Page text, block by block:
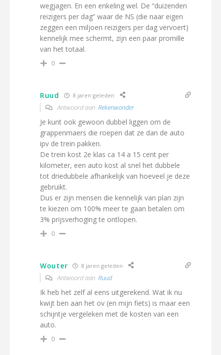
wegjagen. En een enkeling wel. De “duizenden
reizigers per dag” waar de NS (die naar eigen
zeggen een miljoen reizigers per dag vervoert)
kennelijk mee schermt, zijn een paar promille
van het totaal.
0
Ruud 8 jaren geleden
Antwoord aan Rekenwonder
Je kunt ook gewoon dubbel liggen om de
grappenmaers die roepen dat ze dan de auto
ipv de trein pakken.
De trein kost 2e klas ca 14 a 15 cent per
kilometer, een auto kost al snel het dubbele
tot driedubbele afhankelijk van hoeveel je deze
gebruikt.
Dus er zijn mensen die kennelijk van plan zijn
te kiezen om 100% meer te gaan betalen om
3% prijsverhoging te ontlopen.
0
Wouter 8 jaren geleden
Antwoord aan Ruud
Ik heb het zelf al eens uitgerekend. Wat ik nu
kwijt ben aan het ov (en mijn fiets) is maar een
schijntje vergeleken met de kosten van een
auto.
0